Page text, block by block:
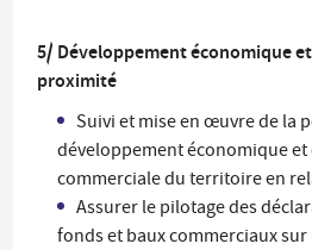
5/ Développement économique
proximité
Suivi et mise en œuvre de la
développement économique et
commerciale du territoire en
Assurer le pilotage des
fonds et baux commerciaux